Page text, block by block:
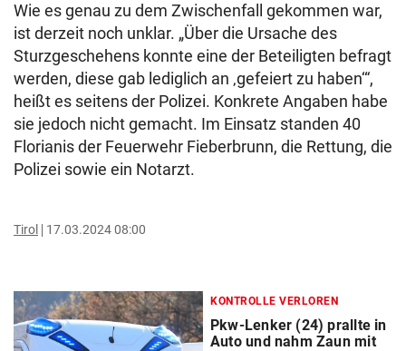
Wie es genau zu dem Zwischenfall gekommen war,
ist derzeit noch unklar. „Über die Ursache des
Sturzgeschehens konnte eine der Beteiligten befragt
werden, diese gab lediglich an ‚gefeiert zu haben‘“,
heißt es seitens der Polizei. Konkrete Angaben habe
sie jedoch nicht gemacht. Im Einsatz standen 40
Florianis der Feuerwehr Fieberbrunn, die Rettung, die
Polizei sowie ein Notarzt.
Tirol 17.03.2024 08:00
KONTROLLE VERLOREN
Pkw-Lenker (24) prallte in
Auto und nahm Zaun mit